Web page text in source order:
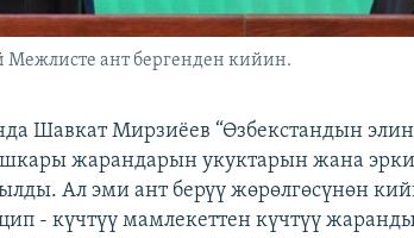
ант бергенден кийин.
Шавкат Мирзиёев “Өзбекстандын
жарандарын укуктарын жана
Ал эми ант берүү жөрөлгөсүнөн
- күчтүү мамлекеттен күчтүү